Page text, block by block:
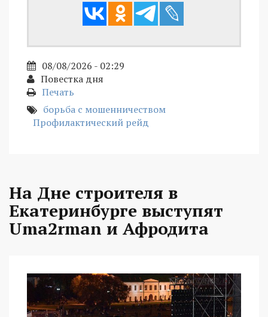
08/08/2026 - 02:29
Повестка дня
Печать
борьба с мошенничеством
Профилактический рейд
На Дне строителя в
Екатеринбурге выступят
Uma2rman и Афродита